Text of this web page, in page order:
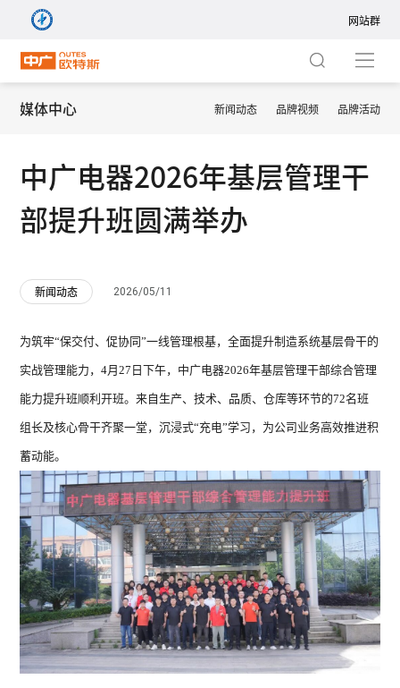
网站群
网站群
暖通站
国际站
热泵地暖空调一体机
热泵中央空调
中广热泵五恒+
热泵热水器
14ⅠBDBPG9R
双子星 · Super系
列 ZGR-
16ⅠPADBPG5(含
泵)
双子
媒体中心 新闻动态 品牌视频 品牌活动
中广电器2026年基层管理干
部提升班圆满举办
新闻动态 2026/05/11
为筑牢“保交付、促协同”一线管理根基，全面提升制造系统基层骨干的
实战管理能力，4月27日下午，中广电器2026年基层管理干部综合管理
能力提升班顺利开班。来自生产、技术、品质、仓库等环节的72名班
组长及核心骨干齐聚一堂，沉浸式“充电”学习，为公司业务高效推进积
蓄动能。